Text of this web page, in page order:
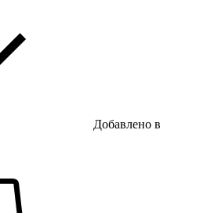
Добавлено в